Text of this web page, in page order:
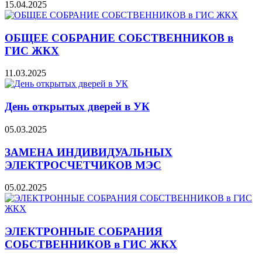
15.04.2025
ОБЩЕЕ СОБРАНИЕ СОБСТВЕННИКОВ в
ГИС ЖКХ
11.03.2025
День открытых дверей в УК
05.03.2025
ЗАМЕНА ИНДИВИДУАЛЬНЫХ
ЭЛЕКТРОСЧЕТЧИКОВ МЭС
05.02.2025
ЭЛЕКТРОННЫЕ СОБРАНИЯ
СОБСТВЕННИКОВ в ГИС ЖКХ